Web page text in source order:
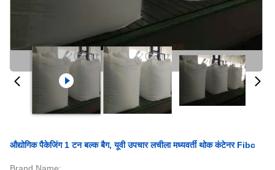
औद्योगिक पैकेजिंग 1 टन बल्क बैग, यूवी उपचार लचीला मध्यवर्ती थोक कंटेनर Fibc